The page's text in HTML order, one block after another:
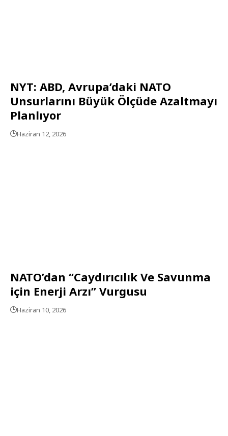
NYT: ABD, Avrupa’daki NATO
Unsurlarını Büyük Ölçüde Azaltmayı
Planlıyor
Haziran 12, 2026
NATO’dan “Caydırıcılık Ve Savunma
için Enerji Arzı” Vurgusu
Haziran 10, 2026